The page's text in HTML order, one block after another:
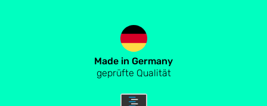
Made in Germany
geprüfte Qualität